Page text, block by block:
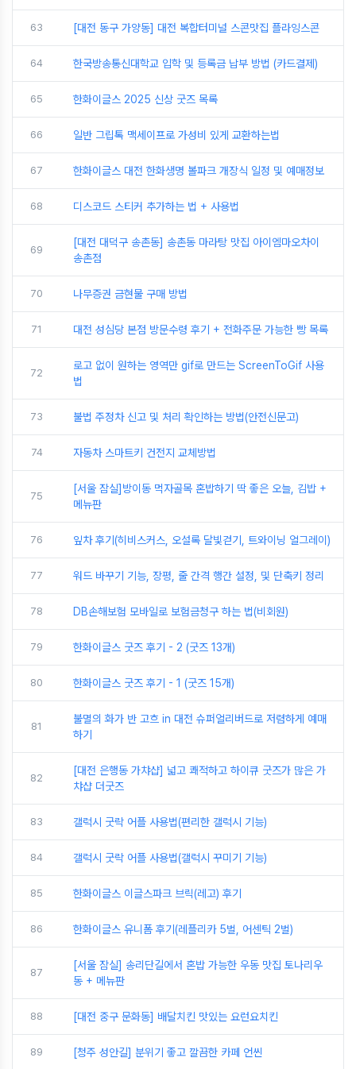
63 [대전 동구 가양동] 대전 복합터미널 스콘맛집 플라잉스콘
64 한국방송통신대학교 입학 및 등록금 납부 방법 (카드결제)
65 한화이글스 2025 신상 굿즈 목록
66 일반 그립톡 맥세이프로 가성비 있게 교환하는법
67 한화이글스 대전 한화생명 볼파크 개장식 일정 및 예매정보
68 디스코드 스티커 추가하는 법 + 사용법
69
[대전 대덕구 송촌동] 송촌동 마라탕 맛집 아이엠마오차이
송촌점
70 나무증권 금현물 구매 방법
71 대전 성심당 본점 방문수령 후기 + 전화주문 가능한 빵 목록
72
로고 없이 원하는 영역만 gif로 만드는 ScreenToGif 사용
법
73 불법 주정차 신고 및 처리 확인하는 방법(안전신문고)
74 자동차 스마트키 건전지 교체방법
75
[서울 잠실]방이동 먹자골목 혼밥하기 딱 좋은 오늘, 김밥 +
메뉴판
76 잎차 후기(히비스커스, 오설록 달빛걷기, 트와이닝 얼그레이)
77 워드 바꾸기 기능, 장평, 줄 간격 행간 설정, 및 단축키 정리
78 DB손해보험 모바일로 보험금청구 하는 법(비회원)
79 한화이글스 굿즈 후기 - 2 (굿즈 13개)
80 한화이글스 굿즈 후기 - 1 (굿즈 15개)
81
불멸의 화가 반 고흐 in 대전 슈퍼얼리버드로 저렴하게 예매
하기
82
[대전 은행동 가챠샵] 넓고 쾌적하고 하이큐 굿즈가 많은 가
챠샵 더굿즈
83 갤럭시 굿락 어플 사용법(편리한 갤럭시 기능)
84 갤럭시 굿락 어플 사용법(갤럭시 꾸미기 기능)
85 한화이글스 이글스파크 브릭(레고) 후기
86 한화이글스 유니폼 후기(레플리카 5벌, 어센틱 2벌)
87
[서울 잠실] 송리단길에서 혼밥 가능한 우동 맛집 토나리우
동 + 메뉴판
88 [대전 중구 문화동] 배달치킨 맛있는 요런요치킨
89 [청주 성안길] 분위기 좋고 깔끔한 카페 언씬